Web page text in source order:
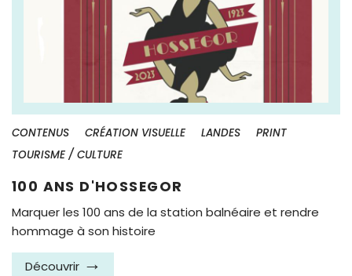
CONTENUS CRÉATION VISUELLE LANDES
PRINT
TOURISME / CULTURE
100 ANS D'HOSSEGOR
Marquer les 100 ans de la station balnéaire et rendre
hommage à son histoire
Découvrir